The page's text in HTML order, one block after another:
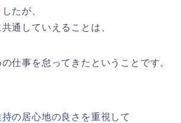
たが、
通していえることは、
仕事を怠ってきたということです。
の居心地の良さを重視して